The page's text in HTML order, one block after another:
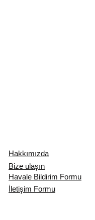
Hakkımızda
Bize ulaşın
Havale Bildirim Formu
İletişim Formu